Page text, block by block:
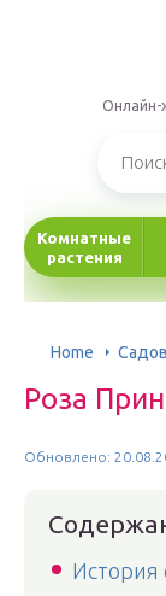
Онлайн-
Комнатные
растения
Home
Роза
Обновлено:
История